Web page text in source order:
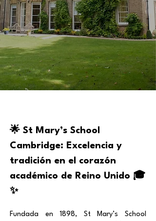
🌟 St Mary’s School
Cambridge: Excelencia y
tradición en el corazón
académico de Reino Unido 🎓
✨
Fundada en 1898, St Mary’s School